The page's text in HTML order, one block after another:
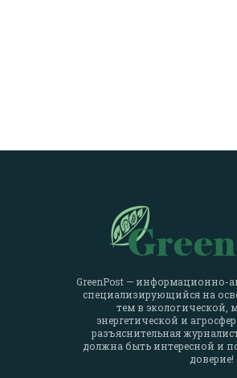
GreenPost — информационно-
специализирующийся на
тем в экологической,
энергетической и
разъяснительная
должна быть интересной и
доверие!